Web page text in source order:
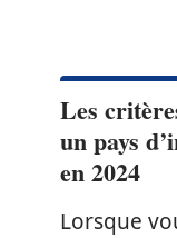
Les
un pays
en 2024
Lorsque